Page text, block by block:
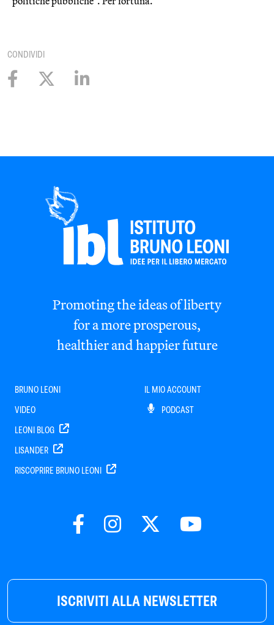
CONDIVIDI
ISCRIVITI ALLA NEWSLETTER
Promoting the ideas of liberty
for a more prosperous,
healthier and happier future
BRUNO LEONI
VIDEO
LEONI BLOG
LISANDER
RISCOPRIRE BRUNO LEONI
IL MIO ACCOUNT
PODCAST